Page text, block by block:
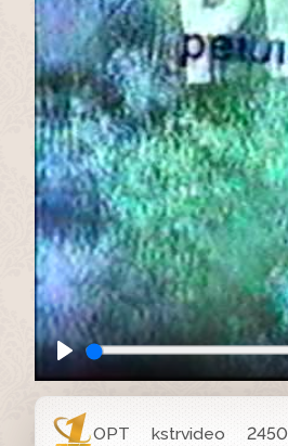
ОРТ kstrvideo 2450